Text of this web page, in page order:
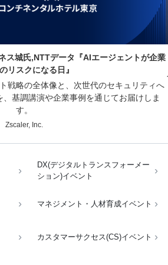
ス城氏,NTTデータ『AIエージェントが企業
リスクになる日』
戦略の全体像と、次世代のセキュリティへ
基調講演や企業事例を通じてお届けしま
す。
Zscaler, Inc.
DX(デジタルトランスフォーメー
ション)イベント
マネジメント・人材育成イベント
カスタマーサクセス(CS)イベント